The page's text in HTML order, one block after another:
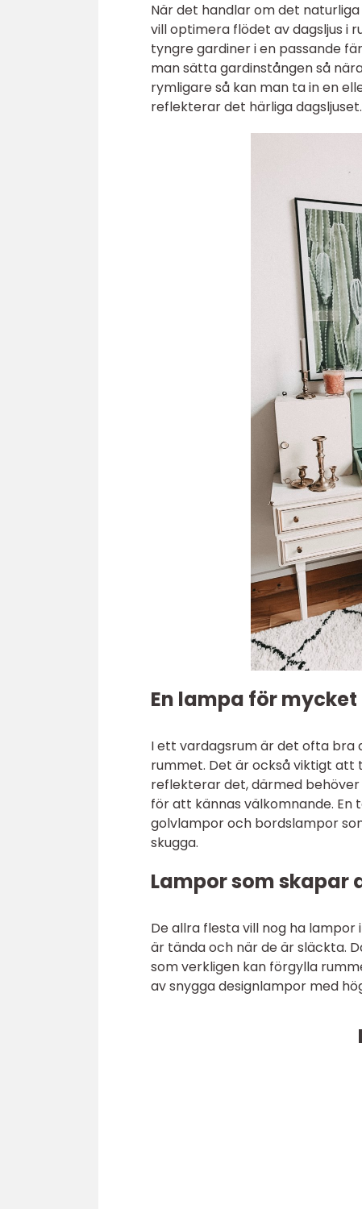
När det handlar om det
vill optimera flödet av dagsljus i
tyngre gardiner i en passande
man sätta gardinstången så
rymligare så kan man ta in en
reflekterar det härliga dagsljuset.
En lampa för
I ett vardagsrum är det ofta bra
rummet. Det är också viktigt att
reflekterar det, därmed
för att kännas välkomnande.
golvlampor och bordslampor
skugga.
Lampor som skapar
De allra flesta vill nog ha
är tända och när de är släckta.
som verkligen kan förgylla
av snygga designlampor med